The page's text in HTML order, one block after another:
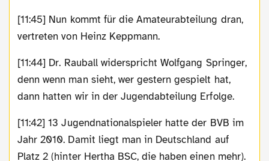
[11:45] Nun kommt für die Amateurabteilung dran,
vertreten von Heinz Keppmann.
[11:44] Dr. Rauball widerspricht Wolfgang Springer,
denn wenn man sieht, wer gestern gespielt hat,
dann hatten wir in der Jugendabteilung Erfolge.
[11:42] 13 Jugendnationalspieler hatte der BVB im
Jahr 2010. Damit liegt man in Deutschland auf
Platz 2 (hinter Hertha BSC, die haben einen mehr).